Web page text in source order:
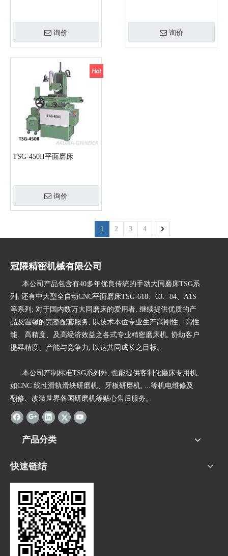
询价 询价
TSG-450II平面磨床
询价
1 2 3 4
冠隈精密机械有限公司
本公司产品包含有40多年优良传统的手动大同磨床TSG系
列, 还有中大型全自动CNC平面磨床TSG-618、63、84、A1S
等系列; 对于国内数万大同磨床的爱用者, 继续提供优质的产
品及温馨的完整配套服务, 以技术本位专业生产高刚性、高性
能、高精度、及高经济效益之各式专业精密磨床机, 协助客户
提昇精度、产能与竞争力, 以达共同成长之目标。
本公司产制标准TSG系列外, 也能提供客制化磨床专用机,
如CNC 线性滑轨滑块研磨机、牙板研磨机, ...等机电维修及
翻修、改装世界各国研磨机等贴心售后服务。
产品分类
快速链结